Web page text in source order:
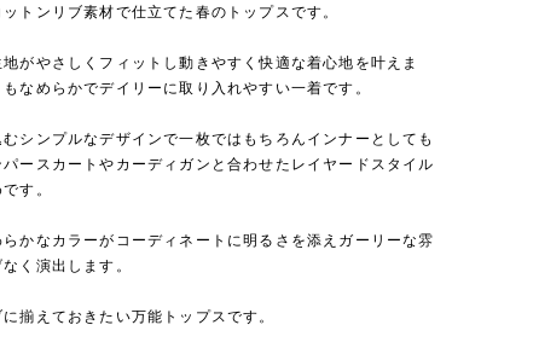
トンリブ素材で仕立てた春のトップスです。
がやさしくフィットし動きやすく快適な着心地を叶えま
なめらかでデイリーに取り入れやすい一着です。
シンプルなデザインで一枚ではもちろんインナーとしても
ースカートやカーディガンと合わせたレイヤードスタイル
す。
かなカラーがコーディネートに明るさを添えガーリーな雰
く演出します。
揃えておきたい万能トップスです。